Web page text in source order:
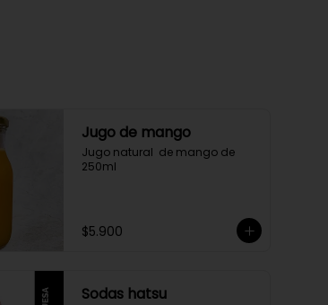
Jugo de mango
Jugo natural  de mango de
250ml
$5.900
Sodas hatsu